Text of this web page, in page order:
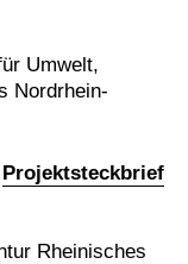
Umwelt,
Nordrhein-
Projektsteckbrief
Rheinisches